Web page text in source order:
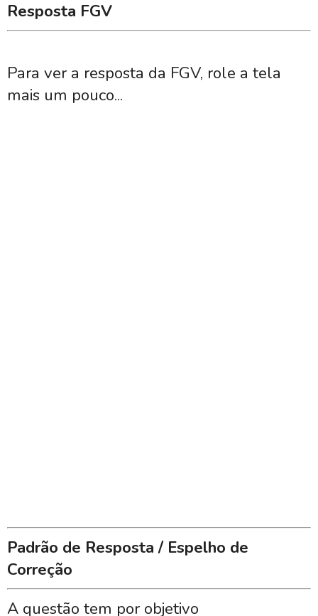
Resposta FGV
Para ver a resposta da FGV, role a tela
mais um pouco...
Padrão de Resposta / Espelho de
Correção
A questão tem por objetivo